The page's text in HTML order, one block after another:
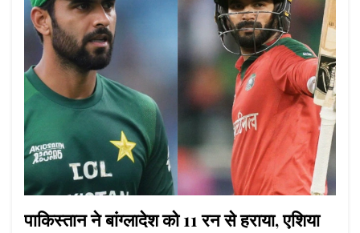
पाकिस्तान ने बांग्लादेश को 11 रन से हराया, एशिया